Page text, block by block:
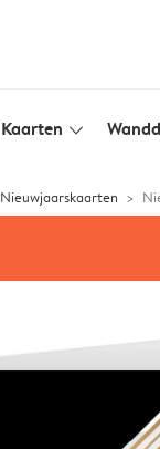
Kaarten slim_arrow_down
Nieuwjaarskaarten